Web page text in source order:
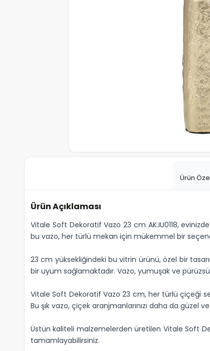
Ürün
Ürün Açıklaması
Vitale Soft Dekoratif Vazo 23 cm AK.IU0118,
bu vazo, her türlü mekan için mükemmel bir
23 cm yüksekliğindeki bu vitrin ürünü, özel bir
bir uyum sağlamaktadır. Vazo, yumuşak ve
Vitale Soft Dekoratif Vazo 23 cm, her türlü çiçeği
Bu şık vazo, çiçek aranjmanlarınızı daha da güzel
Üstün kaliteli malzemelerden üretilen Vitale Soft
tamamlayabilirsiniz.